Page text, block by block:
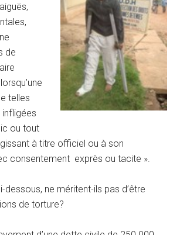
de
telles
ou tout
à titre officiel ou à son
consentement exprès ou tacite ».
dessous, ne méritent-ils pas d’être
de torture?